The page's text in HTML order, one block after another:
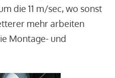
die 11 m/sec, wo sonst
mehr arbeiten
Montage- und